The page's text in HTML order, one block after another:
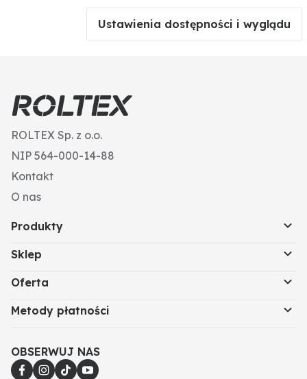
Ustawienia dostępności i wyglądu
ROLTEX Sp. z o.o.
NIP 564-000-14-88
Kontakt
O nas
Produkty
Sklep
Oferta
Metody płatności
OBSERWUJ NAS